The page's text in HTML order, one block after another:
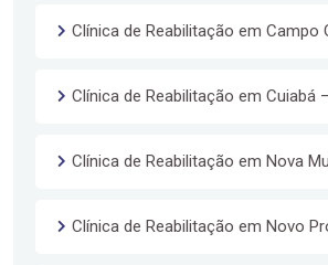
Clínica de Reabilitação em Campo
Clínica de Reabilitação em Cuiabá
Clínica de Reabilitação em Nova
Clínica de Reabilitação em Novo